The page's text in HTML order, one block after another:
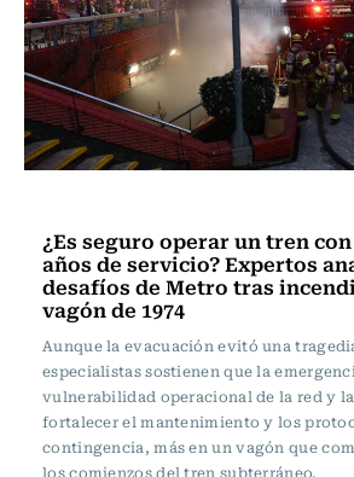
¿Es seguro operar un tren con
años de servicio? Expertos
desafíos de Metro tras
vagón de 1974
Aunque la evacuación evitó una
especialistas sostienen que la
vulnerabilidad operacional de la red y
fortalecer el mantenimiento y los
contingencia, más en un vagón que
los comienzos del tren subterráneo.